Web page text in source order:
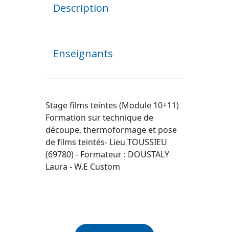
Description
Enseignants
Stage films teintes (Module 10+11)
Formation sur technique de
découpe, thermoformage et pose
de films teintés- Lieu TOUSSIEU
(69780) - Formateur : DOUSTALY
Laura - W.E Custom